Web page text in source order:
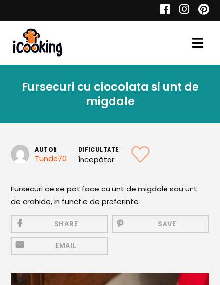
Retete
Toate Reţetele
Aperitive Calde
Aperitive Reci
Mezeluri
Ronțăieli
Băuturi calde
Fursecuri cu ciocolata si unt de
migdale
AUTOR
Tunde70
DIFICULTATE
Începător
Fursecuri ce se pot face cu unt de migdale sau unt
de arahide, in functie de preferinte.
SHARE SAVE
EMAIL